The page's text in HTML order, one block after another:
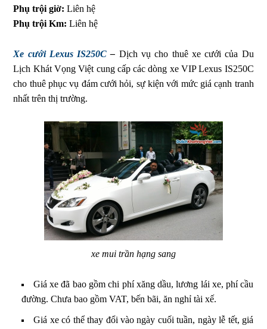
Phụ trội giờ: Liên hệ
Phụ trội Km: Liên hệ
Xe cưới Lexus IS250C – Dịch vụ cho thuê xe cưới của Du
Lịch Khát Vọng Việt cung cấp các dòng xe VIP Lexus IS250C
cho thuê phục vụ đám cưới hỏi, sự kiện với mức giá cạnh tranh
nhất trên thị trường.
xe mui trần hạng sang
Giá xe đã bao gồm chi phí xăng dầu, lương lái xe, phí cầu
đường. Chưa bao gồm VAT, bến bãi, ăn nghỉ tài xế.
Giá xe có thể thay đổi vào ngày cuối tuần, ngày lễ tết, giá